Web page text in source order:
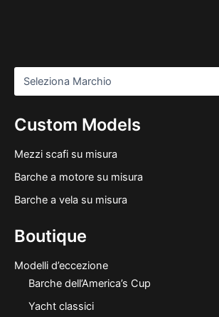
Custom Models
Mezzi scafi su misura
Barche a motore su misura
Barche a vela su misura
Boutique
Modelli d’eccezione
Barche dell’America’s Cup
Yacht classici